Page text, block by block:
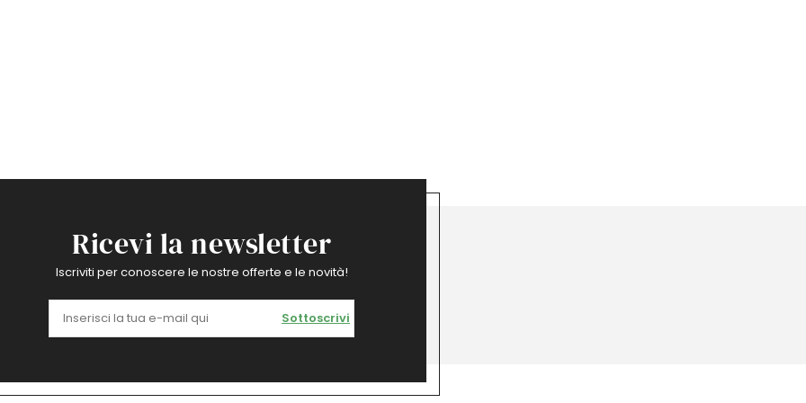
Ricevi la newsletter
Iscriviti per conoscere le nostre offerte e le novità!
Sottoscrivi